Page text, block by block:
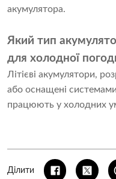
акумулятора.
Який тип
для холодної
Літієві акумулятори,
або оснащені
працюють у холодних
Ділити